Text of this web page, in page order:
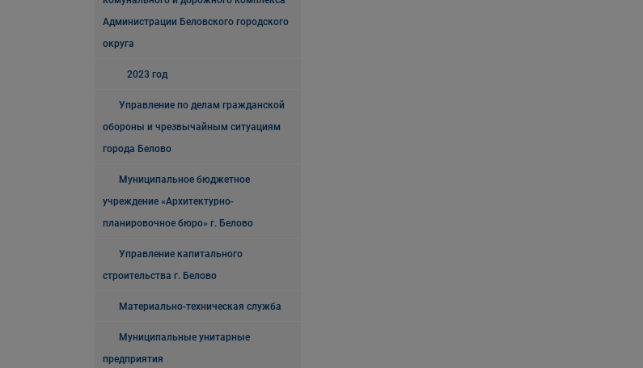
Администрации Беловского городского
округа
2023 год
Управление по делам гражданской
обороны и чрезвычайным ситуациям
города Белово
Муниципальное бюджетное
учреждение «Архитектурно-
планировочное бюро» г. Белово
Управление капитального
строительства г. Белово
Материально-техническая служба
Муниципальные унитарные
предприятия